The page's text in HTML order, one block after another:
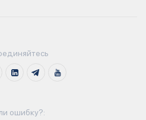
ошибку?: